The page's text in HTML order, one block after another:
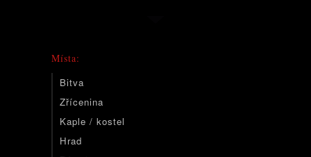
Místa:
Bitva
Zřícenina
Kaple / kostel
Hrad